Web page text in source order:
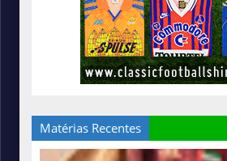
Matérias Recentes